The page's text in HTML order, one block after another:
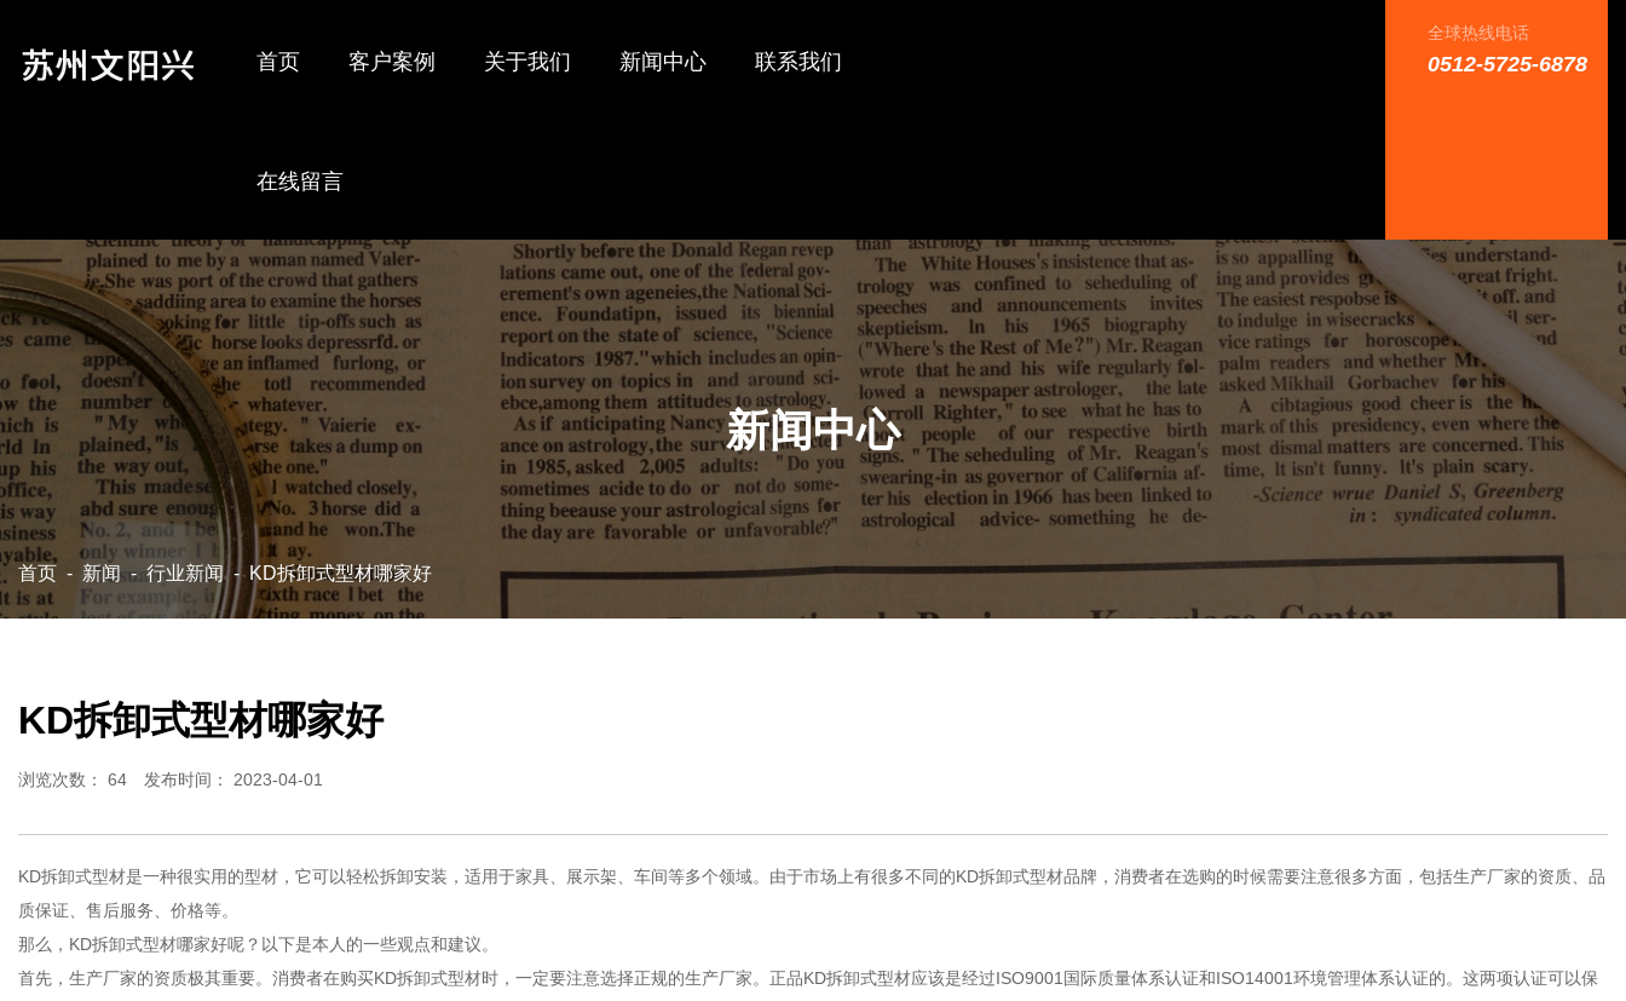
首页 客户案例 关于我们 新闻中心 联系我们
在线留言
全球热线电话
0512-5725-6878
新闻中心
首页 - 新闻 - 行业新闻 - KD拆卸式型材哪家好
KD拆卸式型材哪家好
浏览次数： 64 发布时间： 2023-04-01
KD拆卸式型材是一种很实用的型材，它可以轻松拆卸安装，适用于家具、展示架、车间等多个领域。由于市场上有很多不同的KD拆卸式型材品牌，消费者在选购的时候需要注意很多方面，包括生产厂家的资质、品
质保证、售后服务、价格等。
那么，KD拆卸式型材哪家好呢？以下是本人的一些观点和建议。
首先，生产厂家的资质极其重要。消费者在购买KD拆卸式型材时，一定要注意选择正规的生产厂家。正品KD拆卸式型材应该是经过ISO9001国际质量体系认证和ISO14001环境管理体系认证的。这两项认证可以保